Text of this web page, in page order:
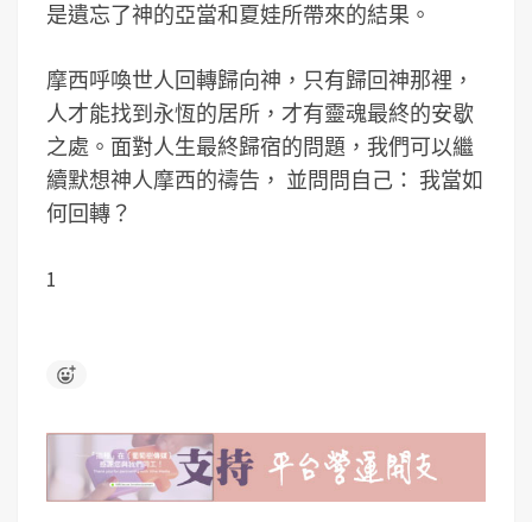
是遺忘了神的亞當和夏娃所帶來的結果。
摩西呼喚世人回轉歸向神，只有歸回神那裡，
人才能找到永恆的居所，才有靈魂最終的安歇
之處。面對人生最終歸宿的問題，我們可以繼
續默想神人摩西的禱告， 並問問自己： 我當如
何回轉？
1